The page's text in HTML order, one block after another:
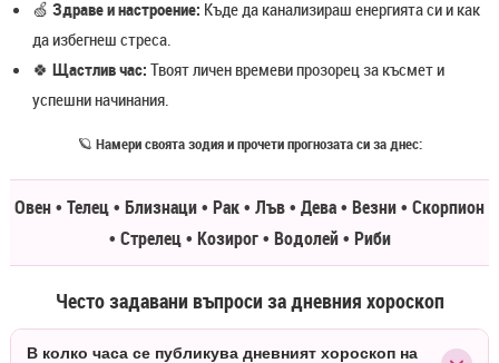
🍏 Здраве и настроение: Къде да канализираш енергията си и как
да избегнеш стреса.
🍀 Щастлив час: Твоят личен времеви прозорец за късмет и
успешни начинания.
🪐 Намери своята зодия и прочети прогнозата си за днес:
Овен • Телец • Близнаци • Рак • Лъв • Дева • Везни • Скорпион
• Стрелец • Козирог • Водолей • Риби
Често задавани въпроси за дневния хороскоп
В колко часа се публикува дневният хороскоп на